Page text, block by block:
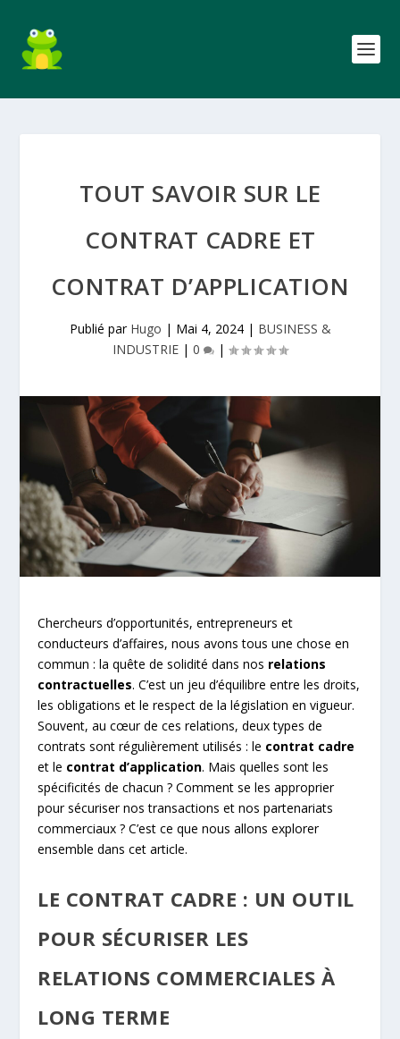
TOUT SAVOIR SUR LE
CONTRAT CADRE ET
CONTRAT D’APPLICATION
Publié par Hugo | Mai 4, 2024| BUSINESS &
INDUSTRIE | 0 |
Chercheurs d’opportunités, entrepreneurs et
conducteurs d’affaires, nous avons tous une chose en
commun : la quête de solidité dans nos relations
contractuelles. C’est un jeu d’équilibre entre les droits,
les obligations et le respect de la législation en vigueur.
Souvent, au cœur de ces relations, deux types de
contrats sont régulièrement utilisés : le contrat cadre
et le contrat d’application. Mais quelles sont les
spécificités de chacun ? Comment se les approprier
pour sécuriser nos transactions et nos partenariats
commerciaux ? C’est ce que nous allons explorer
ensemble dans cet article.
LE CONTRAT CADRE : UN OUTIL
POUR SÉCURISER LES
RELATIONS COMMERCIALES À
LONG TERME